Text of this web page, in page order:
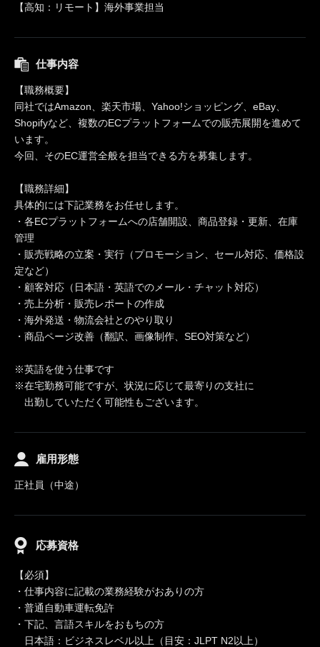
【高知：リモート】海外事業担当
仕事内容
【職務概要】
同社ではAmazon、楽天市場、Yahoo!ショッピング、eBay、
Shopifyなど、複数のECプラットフォームでの販売展開を進めて
います。
今回、そのEC運営全般を担当できる方を募集します。
【職務詳細】
具体的には下記業務をお任せします。
・各ECプラットフォームへの店舗開設、商品登録・更新、在庫
管理
・販売戦略の立案・実行（プロモーション、セール対応、価格設
定など）
・顧客対応（日本語・英語でのメール・チャット対応）
・売上分析・販売レポートの作成
・海外発送・物流会社とのやり取り
・商品ページ改善（翻訳、画像制作、SEO対策など）
※英語を使う仕事です
※在宅勤務可能ですが、状況に応じて最寄りの支社に
出勤していただく可能性もございます。
雇用形態
正社員（中途）
応募資格
【必須】
・仕事内容に記載の業務経験がおありの方
・普通自動車運転免許
・下記、言語スキルをおもちの方
日本語：ビジネスレベル以上（目安：JLPT N2以上）